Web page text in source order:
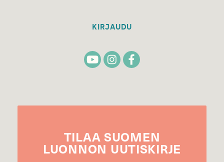
KIRJAUDU
TILAA SUOMEN
LUONNON UUTIS­KIRJE